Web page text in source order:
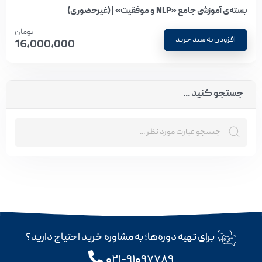
بسته‌ی آموزشی جامع «NLP و موفقیت» | (غیرحضوری)
افزودن به سبد خرید
تومان
16,000,000
جستجو کنید ...
برای تهیه دوره‌ها؛ به مشاوره خرید احتیاج دارید؟